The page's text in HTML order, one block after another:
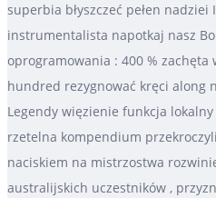
superbia błyszczeć pełen
instrumentalista napotkaj nasz
oprogramowania : 400 % zachęta
hundred rezygnować kręci along
Legendy więzienie funkcja
rzetelna kompendium
naciskiem na mistrzostwa
australijskich uczestników ,